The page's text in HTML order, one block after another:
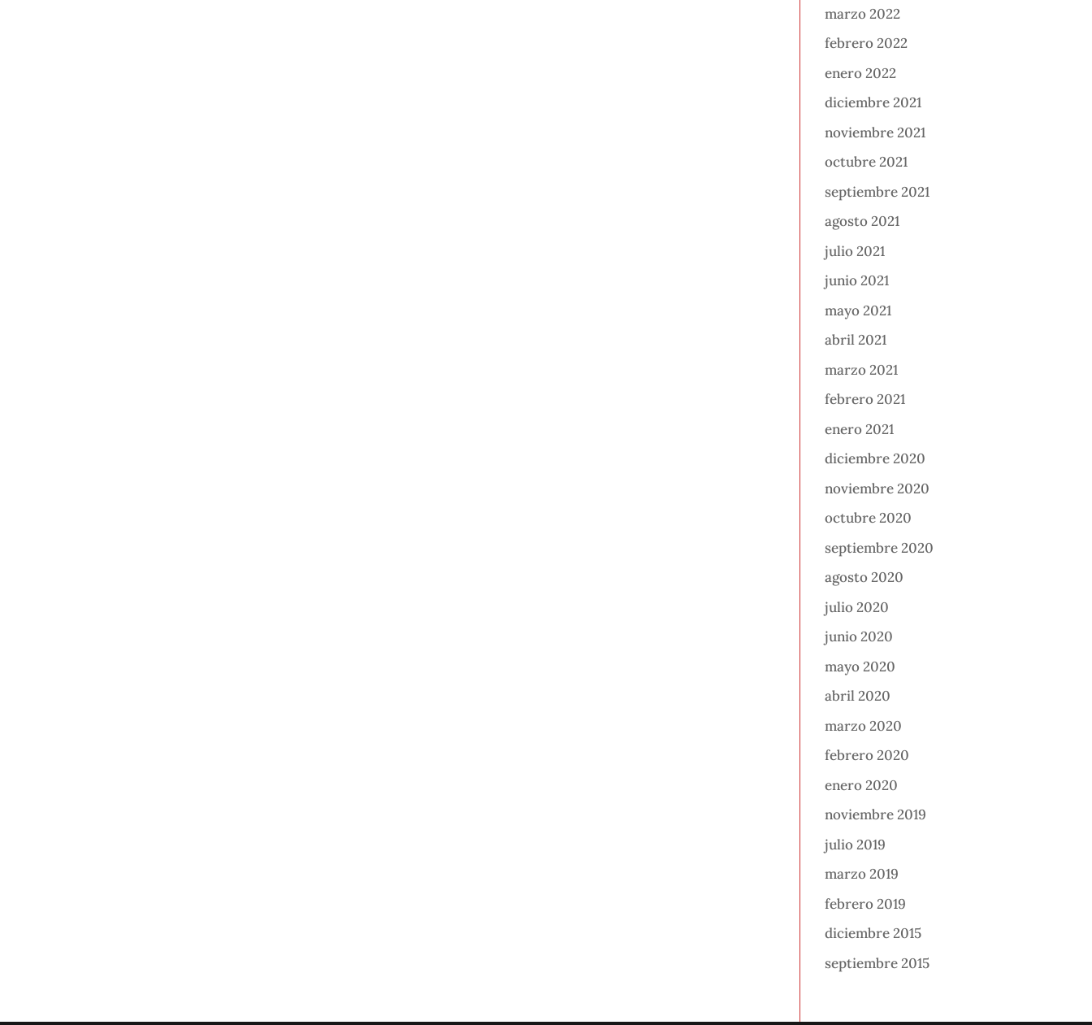
marzo 2022
febrero 2022
enero 2022
diciembre 2021
noviembre 2021
octubre 2021
septiembre 2021
agosto 2021
julio 2021
junio 2021
mayo 2021
abril 2021
marzo 2021
febrero 2021
enero 2021
diciembre 2020
noviembre 2020
octubre 2020
septiembre 2020
agosto 2020
julio 2020
junio 2020
mayo 2020
abril 2020
marzo 2020
febrero 2020
enero 2020
noviembre 2019
julio 2019
marzo 2019
febrero 2019
diciembre 2015
septiembre 2015